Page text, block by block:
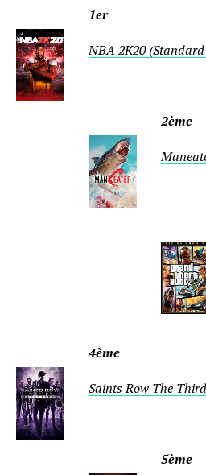
1er
NBA 2K20
2ème
4ème
Saints Row The
5ème